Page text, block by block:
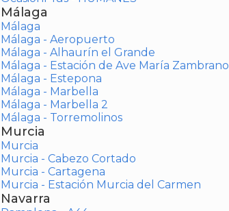
Málaga
Málaga
Málaga - Aeropuerto
Málaga - Alhaurín el Grande
Málaga - Estación de Ave María Zambrano
Málaga - Estepona
Málaga - Marbella
Málaga - Marbella 2
Málaga - Torremolinos
Murcia
Murcia
Murcia - Cabezo Cortado
Murcia - Cartagena
Murcia - Estación Murcia del Carmen
Navarra